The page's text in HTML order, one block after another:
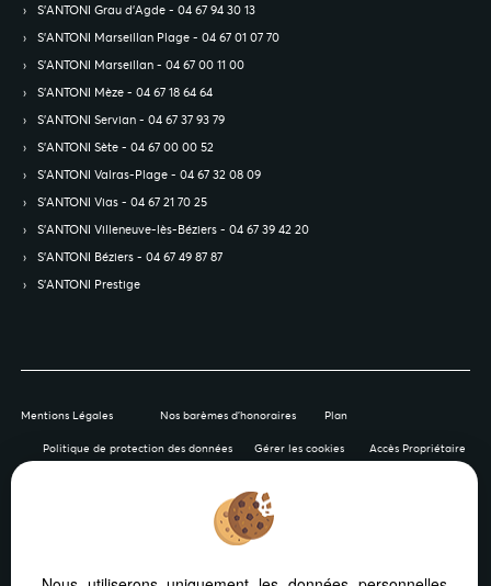
S’ANTONI Grau d'Agde - 04 67 94 30 13
S’ANTONI Marseillan Plage - 04 67 01 07 70
S’ANTONI Marseillan - 04 67 00 11 00
S’ANTONI Mèze - 04 67 18 64 64
S’ANTONI Servian - 04 67 37 93 79
S’ANTONI Sète - 04 67 00 00 52
S’ANTONI Valras-Plage - 04 67 32 08 09
S’ANTONI Vias - 04 67 21 70 25
S’ANTONI Villeneuve-lès-Béziers - 04 67 39 42 20
S’ANTONI Béziers - 04 67 49 87 87
S’ANTONI Prestige
Mentions Légales Nos barèmes d'honoraires Plan
Politique de protection des données Gérer les cookies Accès Propriétaire
Afin de vous offrir un confort de lecture permanent, depuis